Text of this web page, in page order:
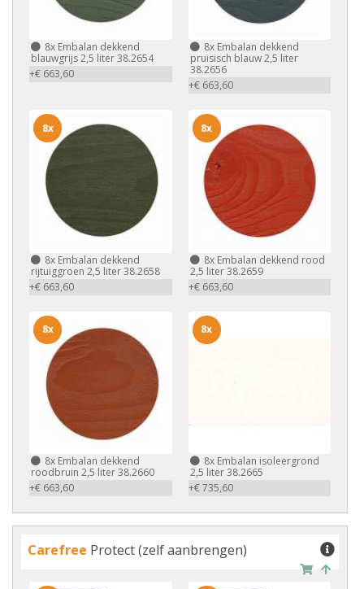
8x Embalan dekkend
blauwgrijs 2,5 liter 38.2654
+€ 663,60
8xEmbalan dekkend
pruisisch blauw 2,5 liter
38.2656
+€ 663,60
8x Embalan dekkend
rijtuiggroen 2,5 liter 38.2658
+€ 663,60
8x
8xEmbalan dekkend rood
2,5 liter 38.2659
+€ 663,60
8x
8x Embalan dekkend
roodbruin 2,5 liter 38.2660
+€ 663,60
8x
8xEmbalan isoleergrond
2,5 liter 38.2665
+€ 735,60
8x
Carefree Protect (zelf aanbrengen)